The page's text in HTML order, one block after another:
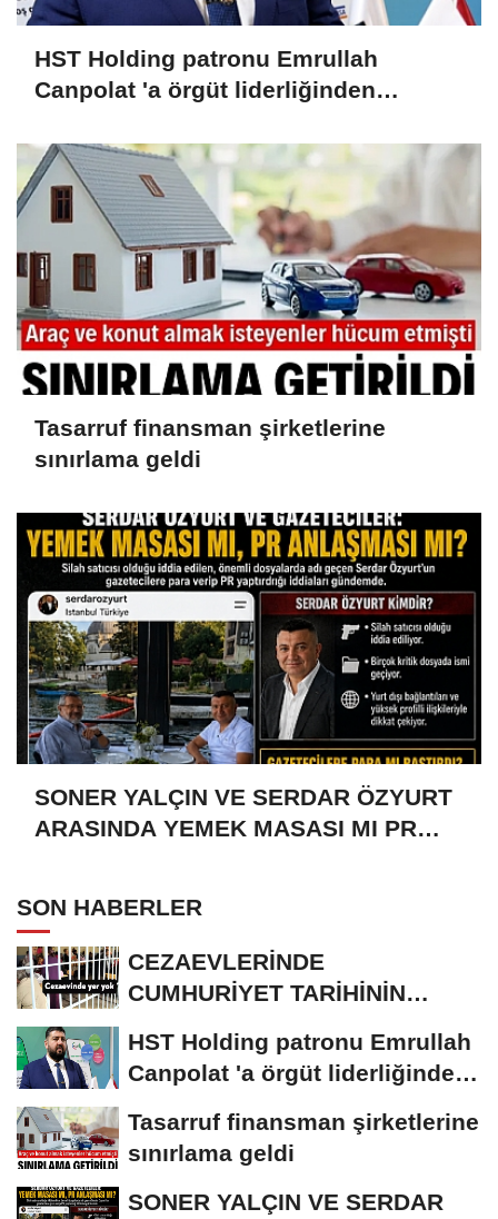
HST Holding patronu Emrullah
Canpolat 'a örgüt liderliğinden
malvarlığına el konuldu
Tasarruf finansman şirketlerine
sınırlama geldi
SONER YALÇIN VE SERDAR ÖZYURT
ARASINDA YEMEK MASASI MI PR
SON HABERLER
CEZAEVLERİNDE
CUMHURİYET TARİHİNİN
KİŞİ...
HST Holding patronu Emrullah
Canpolat 'a örgüt liderliğinden
Tasarruf finansman şirketlerine
sınırlama geldi
SONER YALÇIN VE SERDAR